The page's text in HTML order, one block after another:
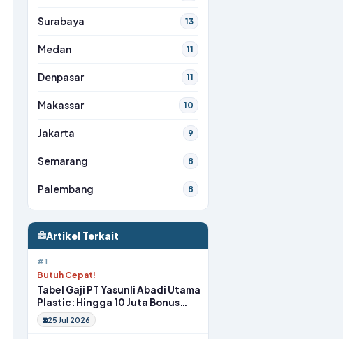
Surabaya 13
Medan 11
Denpasar 11
Makassar 10
Jakarta 9
Semarang 8
Palembang 8
Artikel Terkait
#1
Butuh Cepat!
Tabel Gaji PT Yasunli Abadi Utama
Plastic: Hingga 10 Juta Bonus
Melimpah Lengkap Tunjangan
25 Jul 2026